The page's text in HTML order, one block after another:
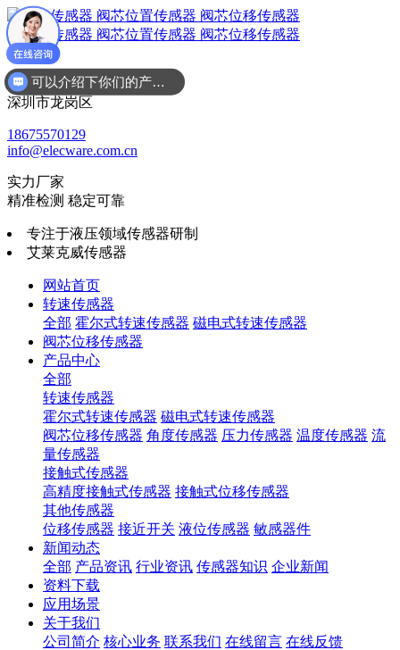
广东省
深圳市龙岗区
18675570129
info@elecware.com.cn
实力厂家
精准检测 稳定可靠
专注于液压领域传感器研制
艾莱克威传感器
网站首页
转速传感器
全部 霍尔式转速传感器 磁电式转速传感器
阀芯位移传感器
产品中心
全部
转速传感器
霍尔式转速传感器 磁电式转速传感器
阀芯位移传感器 角度传感器 压力传感器 温度传感器 流
量传感器
接触式传感器
高精度接触式传感器 接触式位移传感器
其他传感器
位移传感器 接近开关 液位传感器 敏感器件
新闻动态
全部 产品资讯 行业资讯 传感器知识 企业新闻
资料下载
应用场景
关于我们
公司简介 核心业务 联系我们 在线留言 在线反馈
可以介绍下你们的产品么